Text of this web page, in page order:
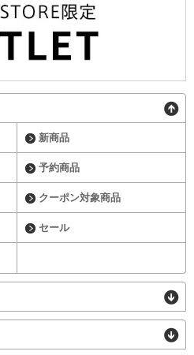
新商品
予約商品
クーポン対象商品
セール